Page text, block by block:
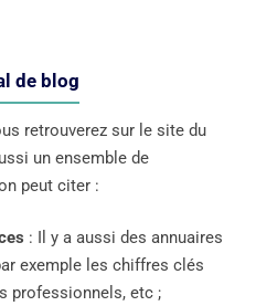
de blog
retrouverez sur le site du
un ensemble de
peut citer :
: Il y a aussi des annuaires
exemple les chiffres clés
professionnels, etc ;